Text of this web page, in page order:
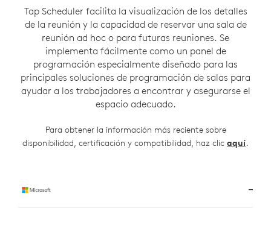
Tap Scheduler facilita la visualización de los detalles
de la reunión y la capacidad de reservar una sala de
reunión ad hoc o para futuras reuniones. Se
implementa fácilmente como un panel de
programación especialmente diseñado para las
principales soluciones de programación de salas para
ayudar a los trabajadores a encontrar y asegurarse el
espacio adecuado.
Para obtener la información más reciente sobre
disponibilidad, certificación y compatibilidad, haz clic aquí.